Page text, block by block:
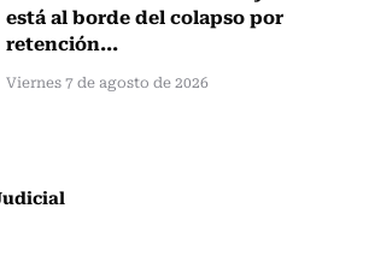
está al borde del colapso por
retención...
Viernes 7 de agosto de 2026